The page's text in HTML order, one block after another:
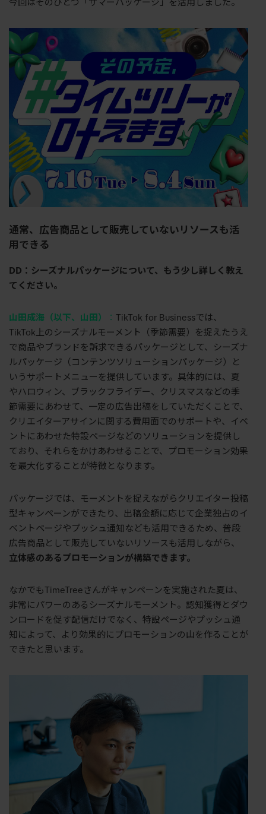
今回はそのひとつ「サマーパッケージ」を活用しました。
通常、広告商品として販売していないリソースも活
用できる
DD：シーズナルパッケージについて、もう少し詳しく教え
てください。
山田成海（以下、山田） ： TikTok for Businessでは、
TikTok上のシーズナルモーメント（季節需要）を捉えたうえ
で商品やブランドを訴求できるパッケージとして、シーズナ
ルパッケージ（コンテンツソリューションパッケージ）と
いうサポートメニューを提供しています。具体的には、夏
やハロウィン、ブラックフライデー、クリスマスなどの季
節需要にあわせて、一定の広告出稿をしていただくことで、
クリエイターアサインに関する費用面でのサポートや、イベ
ントにあわせた特設ページなどのソリューションを提供し
ており、それらをかけあわせることで、プロモーション効果
を最大化することが特徴となります。
パッケージでは、モーメントを捉えながらクリエイター投稿
型キャンペーンができたり、出稿金額に応じて企業独占のイ
ベントページやプッシュ通知なども活用できるため、普段
広告商品として販売していないリソースも活用しながら、
立体感のあるプロモーションが構築できます。
なかでも TimeTree さんがキャンペーンを実施された夏は、
非常にパワーのあるシーズナルモーメント。認知獲得とダウ
ンロードを促す配信だけでなく、特設ページやプッシュ通
知によって、より効果的にプロモーションの山を作ることが
できたと思います。